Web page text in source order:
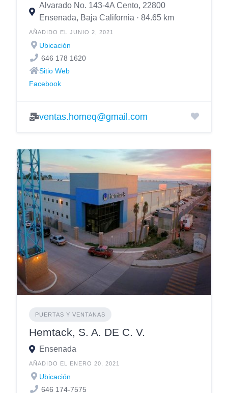
Alvarado No. 143-4A Cento, 22800
Ensenada, Baja California · 84.65 km
AÑADIDO EL JUNIO 2, 2021
Ubicación
646 178 1620
Sitio Web
Facebook
ventas.homeq@gmail.com
PUERTAS Y VENTANAS
Hemtack, S. A. DE C. V.
Ensenada
AÑADIDO EL ENERO 20, 2021
Ubicación
646 174-7575